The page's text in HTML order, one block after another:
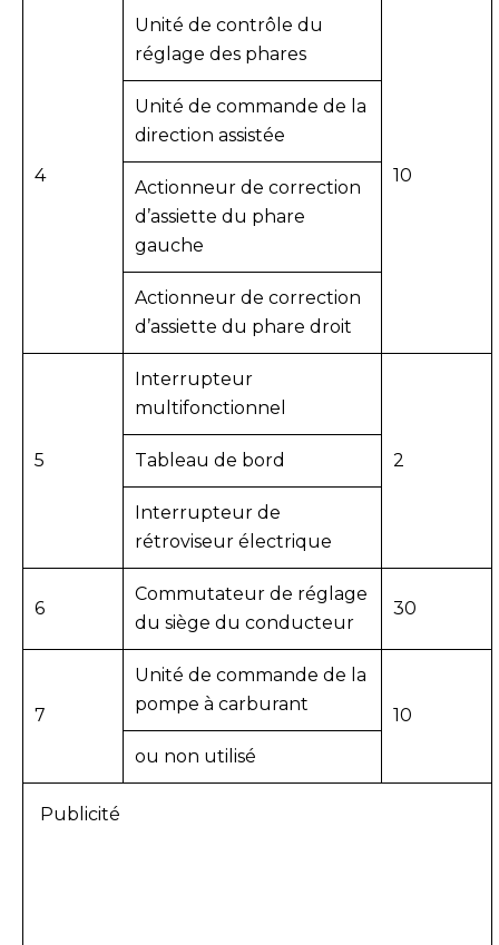
4
Unité de contrôle du
réglage des phares
10
Unité de commande de la
direction assistée
Actionneur de correction
d’assiette du phare
gauche
Actionneur de correction
d’assiette du phare droit
5
Interrupteur
multifonctionnel
2
Tableau de bord
Interrupteur de
rétroviseur électrique
6
Commutateur de réglage
du siège du conducteur
30
7
Unité de commande de la
pompe à carburant
10
ou non utilisé
Publicité